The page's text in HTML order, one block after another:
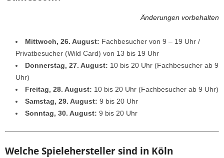
Änderungen vorbehalten
Mittwoch, 26. August: Fachbesucher von 9 – 19 Uhr /
Privatbesucher (Wild Card) von 13 bis 19 Uhr
Donnerstag, 27. August: 10 bis 20 Uhr (Fachbesucher ab 9
Uhr)
Freitag, 28. August: 10 bis 20 Uhr (Fachbesucher ab 9 Uhr)
Samstag, 29. August: 9 bis 20 Uhr
Sonntag, 30. August: 9 bis 20 Uhr
Welche Spielehersteller sind in Köln